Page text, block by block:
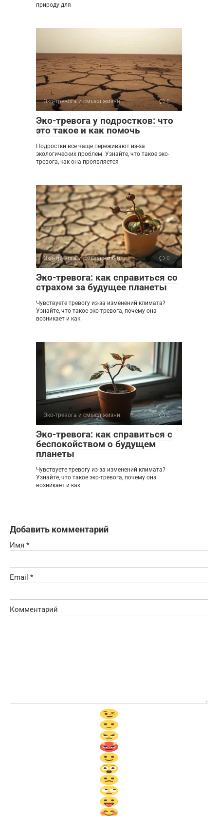
природу для
Эко-тревога и смысл жизни 0
Эко-тревога у подростков: что
это такое и как помочь
Подростки все чаще переживают из-за
экологических проблем. Узнайте, что такое эко-
тревога, как она проявляется
Эко-тревога и смысл жизни 0
Эко-тревога: как справиться со
страхом за будущее планеты
Чувствуете тревогу из-за изменений климата?
Узнайте, что такое эко-тревога, почему она
возникает и как
Эко-тревога и смысл жизни 0
Эко-тревога: как справиться с
беспокойством о будущем
планеты
Чувствуете тревогу из-за изменений климата?
Узнайте, что такое эко-тревога, почему она
возникает и как
Добавить комментарий
Имя *
Email *
Комментарий